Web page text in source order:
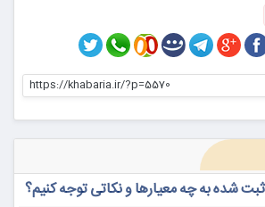
https://khabaria.ir/?p=5570
شده به چه معیارها و نکاتی توجه کنیم؟